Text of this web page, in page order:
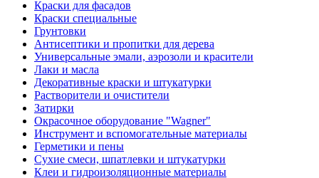
Краски для фасадов
Краски специальные
Грунтовки
Антисептики и пропитки для дерева
Универсальные эмали, аэрозоли и красители
Лаки и масла
Декоративные краски и штукатурки
Растворители и очистители
Затирки
Окрасочное оборудование "Wagner"
Инструмент и вспомогательные материалы
Герметики и пены
Сухие смеси, шпатлевки и штукатурки
Клеи и гидроизоляционные материалы